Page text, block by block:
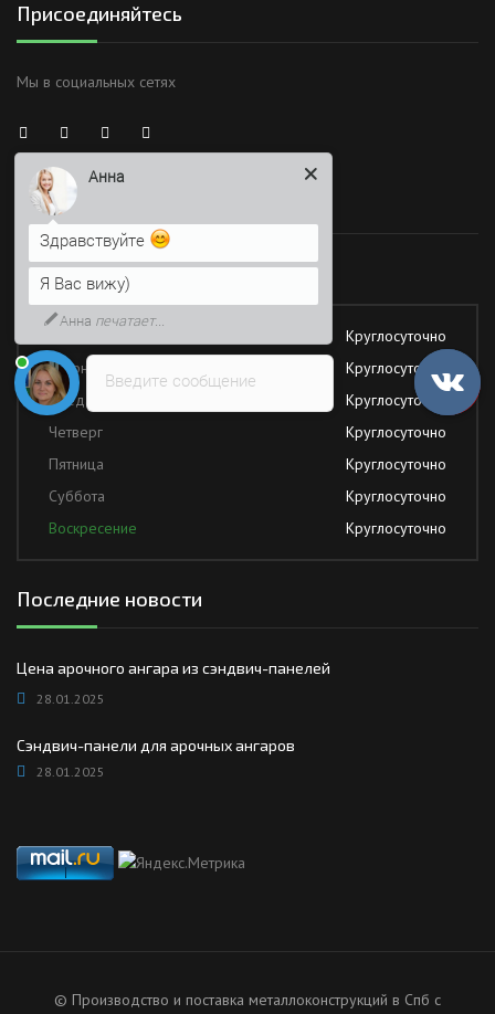
Присоединяйтесь
Мы в социальных сетях
Время работы
Работаем без обеда и выходных
Круглосуточно
Вторник
Круглосуточно
Среда
Круглосуточно
Четверг
Круглосуточно
Пятница
Круглосуточно
Суббота
Круглосуточно
Воскресение
Круглосуточно
Последние новости
Цена арочного ангара из сэндвич-панелей
28.01.2025
Сэндвич-панели для арочных ангаров
28.01.2025
© Производство и поставка металлоконструкций в Спб с
Введите сообщение
Анна
Здравствуйте
Я Вас вижу)
Анна печатает...